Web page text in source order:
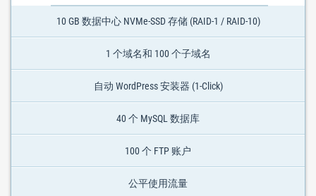
10 GB 数据中心 NVMe-SSD 存储 (RAID-1 / RAID-10)
1 个域名和 100 个子域名
自动 WordPress 安装器 (1-Click)
40 个 MySQL 数据库
100 个 FTP 账户
公平使用流量